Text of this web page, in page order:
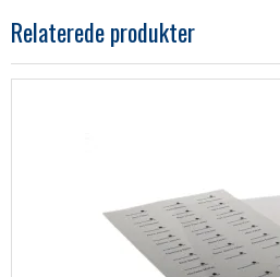
Relaterede produkter